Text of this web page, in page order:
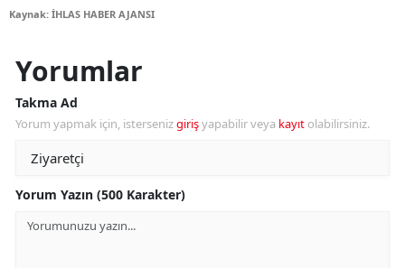
Kaynak: İHLAS HABER AJANSI
Yorumlar
Takma Ad
Yorum yapmak için, istersenizgirişyapabilir veya kayıt olabilirsiniz.
Yorum Yazın (500 Karakter)